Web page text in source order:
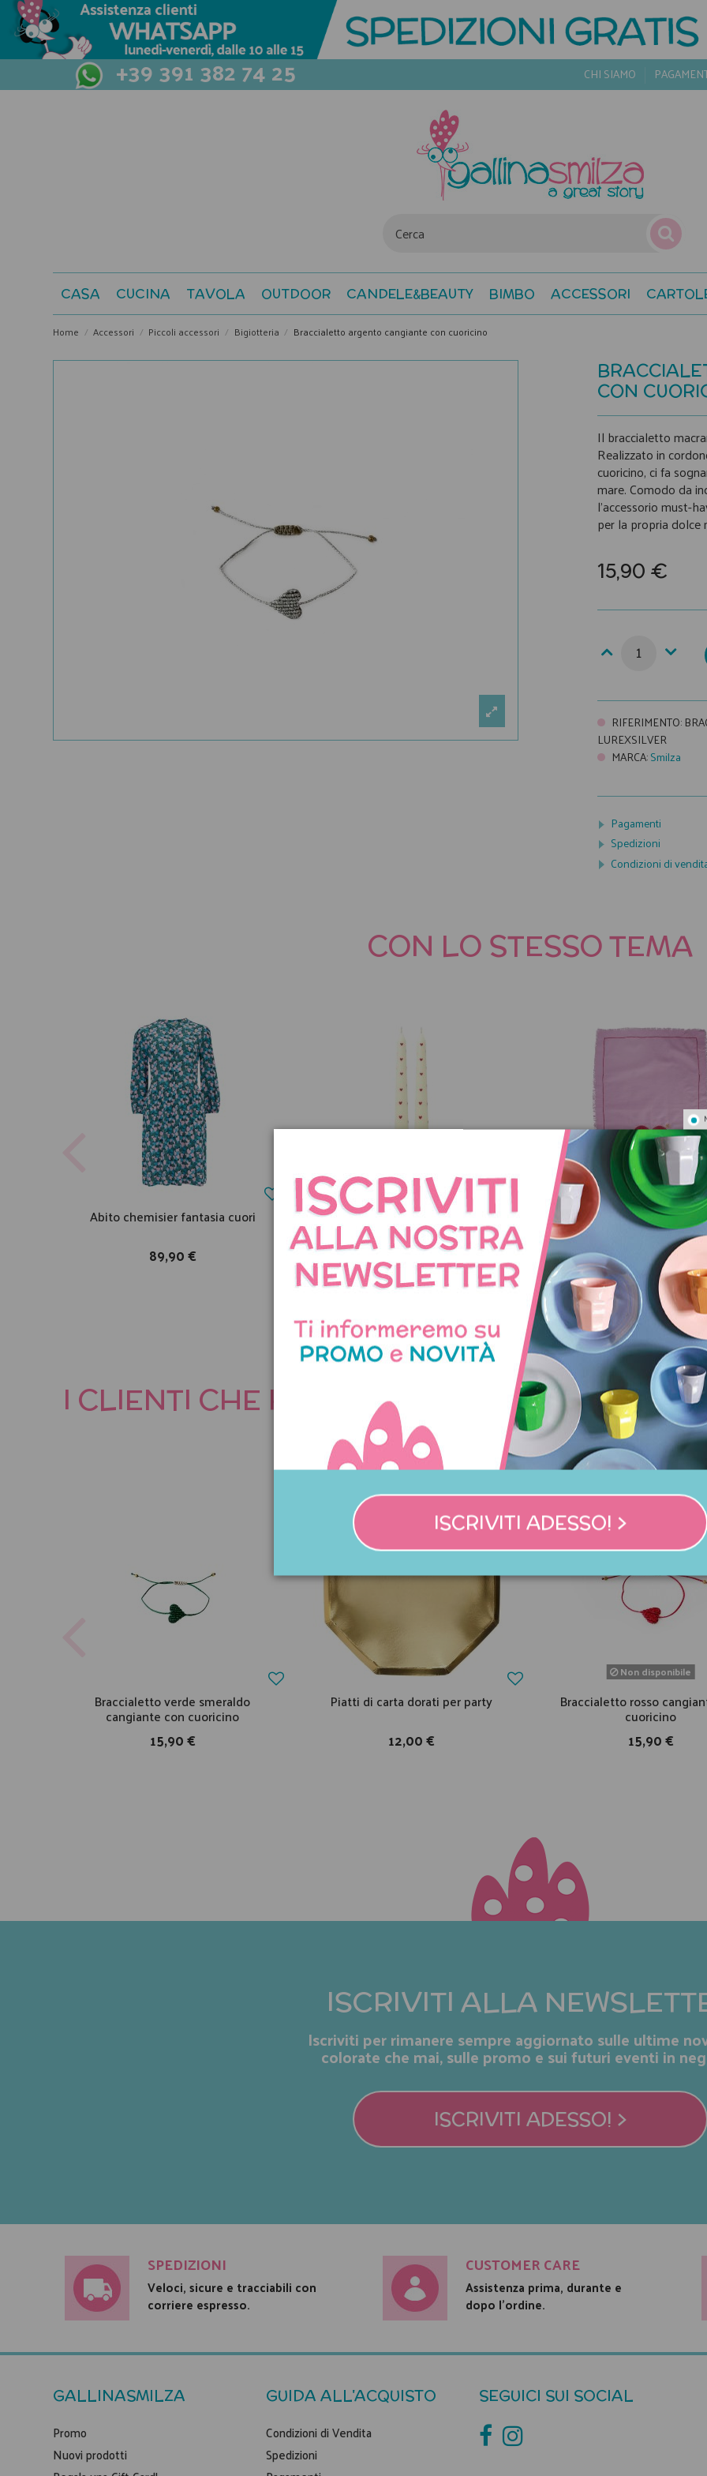
+39 391 382 74 25 CHI SIAMO
CASA CUCINA TAVOLA OUTDOOR CANDELE&BEAUTY BIMBO ACCESSORI
Home Accessori Piccoli accessori Bigiotteria Braccialetto argento cangiante con cuoricino
CON
Il braccialetto
Realizzato in
cuoricino, ci fa
mare. Comodo da
l'accessorio must-
per la propria dolce
15,90 €
RIFERIMENTO:
LUREXSILVER
MARCA:Smilza
Pagamenti
Spedizioni
Condizioni di
CON LO STESSO TEMA
Abito chemisier fantasia cuori
89,90 €
Set 2 candele con cuori
14,90 €
Strofinaccio da cucina in
rosa con cuore
14,90 €
I CLIENTI CHE HANNO ACQUISTATO
COMPRATO ANCHE:
Braccialetto verde smeraldo
cangiante con cuoricino
15,90 €
Piatti di carta dorati per party
12,00 €
Non disponibile
Braccialetto rosso
cuoricino
15,90 €
ISCRIVITI ALLA
Iscriviti per rimanere sempre aggiornato sulle ultime
colorate che mai, sulle promo e sui futuri eventi in
ISCRIVITI ADESSO! >
SPEDIZIONI
Veloci, sicure e tracciabili con
corriere espresso.
CUSTOMER CARE
Assistenza prima, durante e
dopo l'ordine.
GALLINASMILZA
Promo
Nuovi prodotti
GUIDA ALL'ACQUISTO
Condizioni di Vendita
Spedizioni
SEGUICI SUI SOCIAL
ISCRIVITI ADESSO! >